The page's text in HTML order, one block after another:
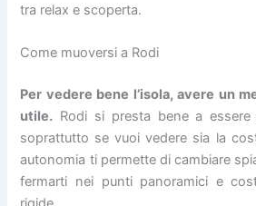
tra relax e scoperta.
Come muoversi a Rodi
Per vedere bene l’isola, avere un
utile. Rodi si presta bene a
soprattutto se vuoi vedere sia la
autonomia ti permette di cambiare
fermarti nei punti panoramici e